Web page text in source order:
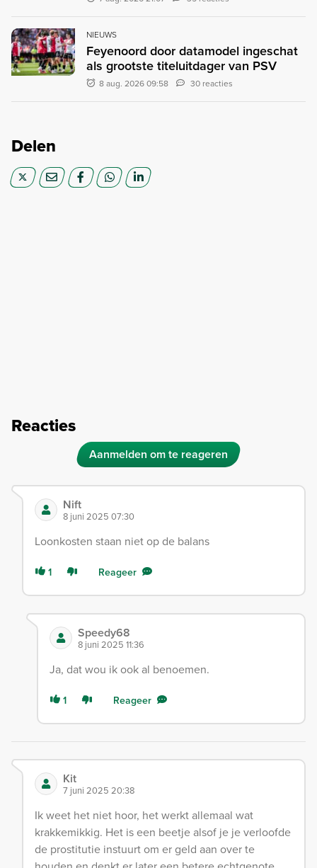
NIEUWS
Feyenoord door datamodel ingeschat
als grootste titeluitdager van PSV
8 aug. 2026 09:58 30 reacties
Delen
Reacties
Aanmelden om te reageren
Nift
8 juni 2025 07:30
Loonkosten staan niet op de balans
1 Reageer
Speedy68
8 juni 2025 11:36
Ja, dat wou ik ook al benoemen.
1 Reageer
Kit
7 juni 2025 20:38
Ik weet het niet hoor, het werkt allemaal wat
krakkemikkig. Het is een beetje alsof je je verloofde
de prostitutie instuurt om er geld aan over te